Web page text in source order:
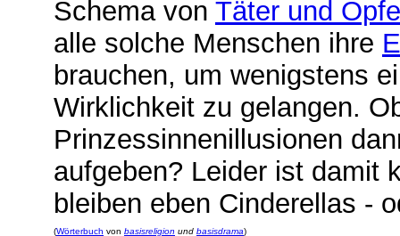
Schema von Täter und
alle solche Menschen ihre
brauchen, um wenigstens
Wirklichkeit zu gelangen.
Prinzessinnenillusionen
aufgeben? Leider ist damit
bleiben eben Cinderellas -
(Wörterbuch von basisreligion und basisdrama)